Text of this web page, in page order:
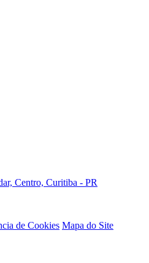
Centro, Curitiba - PR
de Cookies Mapa do Site